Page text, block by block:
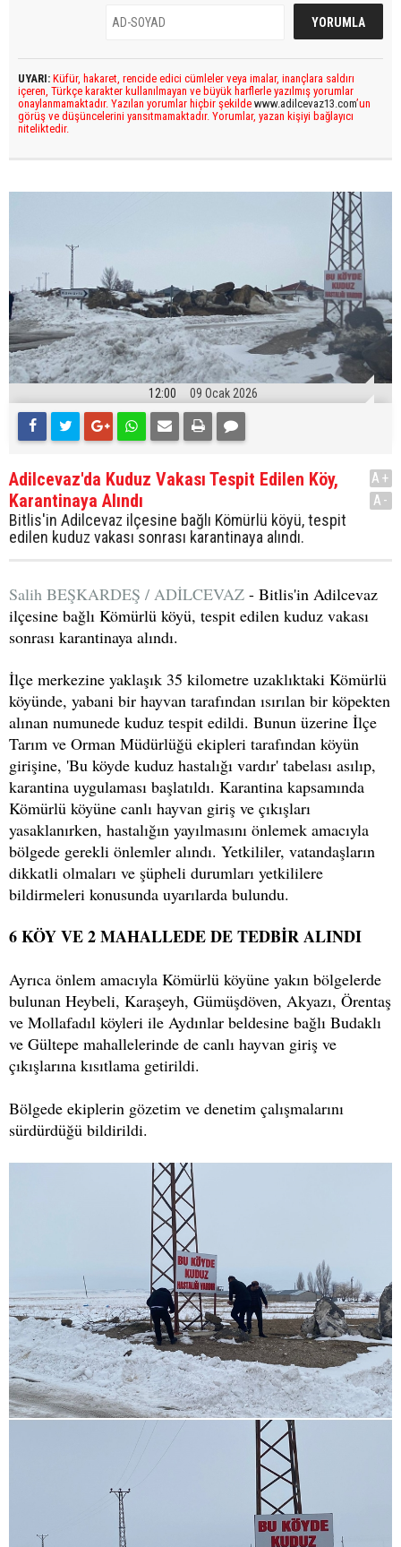
UYARI: Küfür, hakaret, rencide edici cümleler veya imalar, inançlara saldırı
içeren, Türkçe karakter kullanılmayan ve büyük harflerle yazılmış yorumlar
onaylanmamaktadır. Yazılan yorumlar hiçbir şekilde www.adilcevaz13.com’un
görüş ve düşüncelerini yansıtmamaktadır. Yorumlar, yazan kişiyi bağlayıcı
niteliktedir.
12:00 09 Ocak 2026
Adilcevaz'da Kuduz Vakası Tespit Edilen Köy,
Karantinaya Alındı
Bitlis'in Adilcevaz ilçesine bağlı Kömürlü köyü, tespit
edilen kuduz vakası sonrası karantinaya alındı.
A+
A-
Salih BEŞKARDEŞ / ADİLCEVAZ - Bitlis'in Adilcevaz
ilçesine bağlı Kömürlü köyü, tespit edilen kuduz vakası
sonrası karantinaya alındı.
İlçe merkezine yaklaşık 35 kilometre uzaklıktaki Kömürlü
köyünde, yabani bir hayvan tarafından ısırılan bir köpekten
alınan numunede kuduz tespit edildi. Bunun üzerine İlçe
Tarım ve Orman Müdürlüğü ekipleri tarafından köyün
girişine, 'Bu köyde kuduz hastalığı vardır' tabelası asılıp,
karantina uygulaması başlatıldı. Karantina kapsamında
Kömürlü köyüne canlı hayvan giriş ve çıkışları
yasaklanırken, hastalığın yayılmasını önlemek amacıyla
bölgede gerekli önlemler alındı. Yetkililer, vatandaşların
dikkatli olmaları ve şüpheli durumları yetkililere
bildirmeleri konusunda uyarılarda bulundu.
6 KÖY VE 2 MAHALLEDE DE TEDBİR ALINDI
Ayrıca önlem amacıyla Kömürlü köyüne yakın bölgelerde
bulunan Heybeli, Karaşeyh, Gümüşdöven, Akyazı, Örentaş
ve Mollafadıl köyleri ile Aydınlar beldesine bağlı Budaklı
ve Gültepe mahallelerinde de canlı hayvan giriş ve
çıkışlarına kısıtlama getirildi.
Bölgede ekiplerin gözetim ve denetim çalışmalarını
sürdürdüğü bildirildi.